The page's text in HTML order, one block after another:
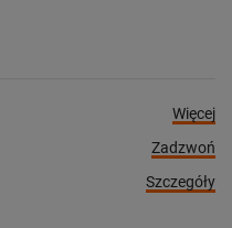
Więcej
Zadzwoń
Szczegóły